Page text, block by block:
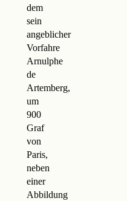
dem
sein
angeblicher
Vorfahre
Arnulphe
de
Artemberg,
um
900
Graf
von
Paris,
neben
einer
Abbildung